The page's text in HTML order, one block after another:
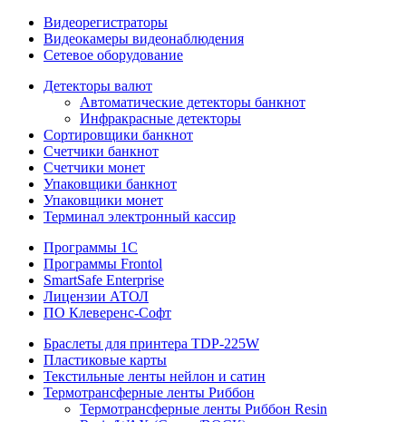
Видеорегистраторы
Видеокамеры видеонаблюдения
Сетевое оборудование
Детекторы валют
Автоматические детекторы банкнот
Инфракрасные детекторы
Сортировщики банкнот
Счетчики банкнот
Счетчики монет
Упаковщики банкнот
Упаковщики монет
Терминал электронный кассир
Программы 1C
Программы Frontol
SmartSafe Enterprise
Лицензии АТОЛ
ПО Клеверенс-Софт
Браслеты для принтера TDP-225W
Пластиковые карты
Текстильные ленты нейлон и сатин
Термотрансферные ленты Риббон
Термотрансферные ленты Риббон Resin